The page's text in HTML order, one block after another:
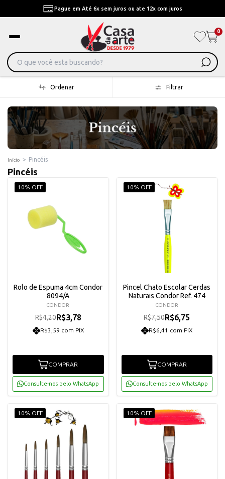
Pague em Até 6x sem juros ou ate 12x com juros
0
Ordenar Filtrar
Início > Pincéis
Pincéis
10% OFF
Rolo de Espuma 4cm Condor
8094/A
CONDOR
R$4,20R$3,78
R$3,59 com PIX
COMPRAR
Consulte-nos pelo WhatsApp
10% OFF
Pincel Chato Escolar Cerdas
Naturais Condor Ref. 474
CONDOR
R$7,50R$6,75
R$6,41 com PIX
COMPRAR
Consulte-nos pelo WhatsApp
10% OFF 10% OFF